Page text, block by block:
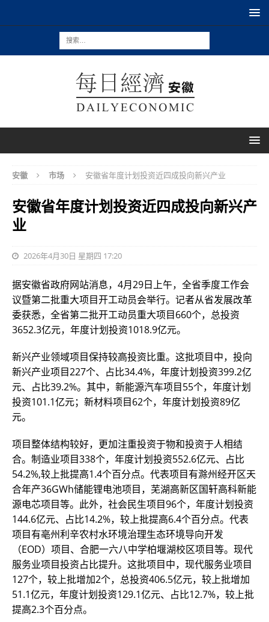
安徽 市场 安徽省年度计划投资近四成投向新兴产业
安徽省年度计划投资近四成投向新兴产
业
2026年4月30日 星期四 17:20
据安徽省政府网站消息，4月29日上午，全省季度工作会
议暨第二批重大项目开工动员会举行。记者从省发展改革
委获悉，全省第二批开工动员重大项目660个，总投资
3652.3亿元，年度计划投资1018.9亿元。
新兴产业领域项目保持较高投资比重。这批项目中，投向
新兴产业项目227个、占比34.4%，年度计划投资399.2亿
元、占比39.2%。其中，新能源汽车项目55个，年度计划
投资101.1亿元；新材料项目62个，年度计划投资89亿
元。
项目整体结构较好，更加注重投资于物和投资于人相结
合。制造业项目338个，年度计划投资552.6亿元、占比
54.2%,较上批提高1.4个百分点。代表项目有滁州经开区天
合年产36GWh储能锂电池项目，芜湖高新区国轩高科新能
源电芯项目等。此外，社会民生项目96个，年度计划投资
144.6亿元、占比14.2%，较上批提高6.4个百分点。代表
项目有亳州利辛农村水环境治理生态环境导向开发
（EOD）项目、合肥一六八中学柏堰湖校区项目等。现代
服务业项目投资占比提升。这批项目中，现代服务业项目
127个，较上批增加2个，总投资406.5亿元，较上批增加
51.1亿元，年度计划投资129.1亿元、占比12.7%，较上批
提高2.3个百分点。